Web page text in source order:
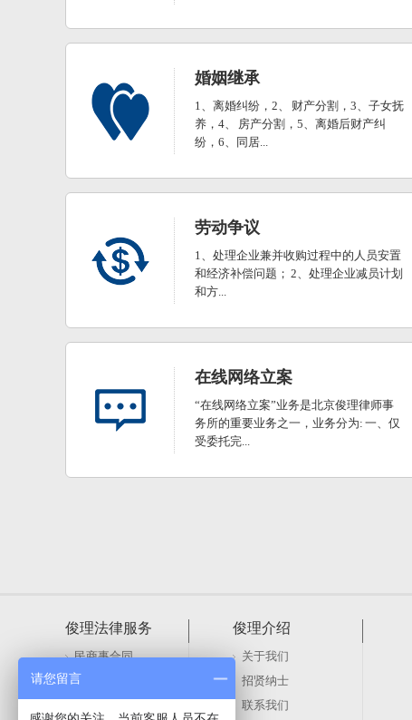
婚姻继承
1、离婚纠纷，2、 财产分割，3、子女抚
养，4、 房产分割，5、离婚后财产纠
纷，6、同居...
劳动争议
1、处理企业兼并收购过程中的人员安置
和经济补偿问题； 2、处理企业减员计划
和方...
在线网络立案
“在线网络立案”业务是北京俊理律师事
务所的重要业务之一，业务分为: 一、仅
受委托完...
俊理法律服务
民商事合同
刑事辩护与代理
俊理介绍
关于我们
招贤纳士
联系我们
请您留言